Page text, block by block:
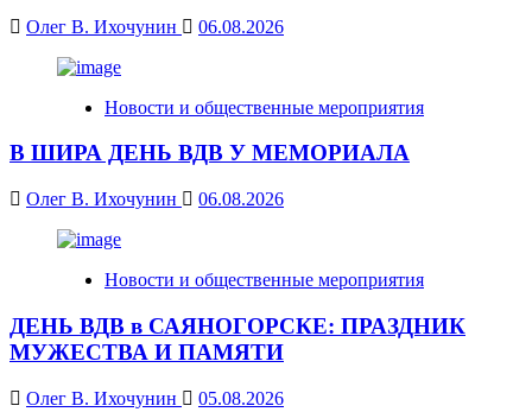
Олег В. Ихочунин 06.08.2026
Новости и общественные мероприятия
В ШИРА ДЕНЬ ВДВ У МЕМОРИАЛА
Олег В. Ихочунин 06.08.2026
Новости и общественные мероприятия
ДЕНЬ ВДВ в САЯНОГОРСКЕ: ПРАЗДНИК
МУЖЕСТВА И ПАМЯТИ
Олег В. Ихочунин 05.08.2026